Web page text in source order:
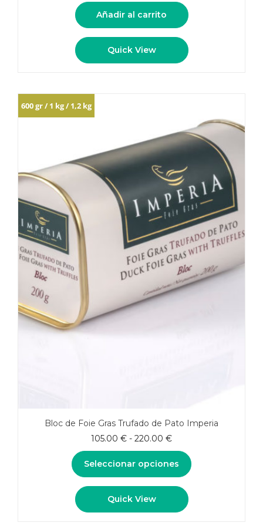
Añadir al carrito
Quick View
600 gr / 1 kg / 1,2 kg
Bloc de Foie Gras Trufado de Pato Imperia
105.00 € - 220.00 €Rango
de
precios:
desde
105.00 €
hasta
220.00 €
Seleccionar opciones
producto
tiene
Quick View